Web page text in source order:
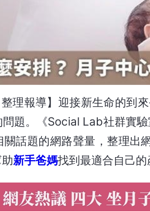
整理報導】迎接新生命的到
題。《Social Lab社群實
話題的網路聲量，整理出
新手爸媽找到最適合自己的